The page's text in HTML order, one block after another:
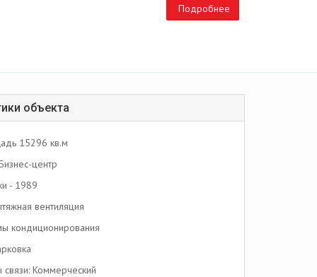
Подробнее
объекта
15296 кв.м
центр
- 1989
вентиляция
кондиционирования
Коммерческий